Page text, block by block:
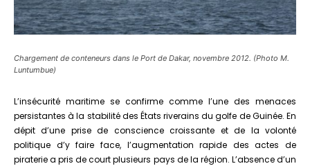
Chargement de conteneurs dans le Port de Dakar, novembre 2012. (Photo M.
Luntumbue)
L’insécurité maritime se confirme comme l’une des menaces
persistantes à la stabilité des États riverains du golfe de Guinée. En
dépit d’une prise de conscience croissante et de la volonté
politique d’y faire face, l’augmentation rapide des actes de
piraterie a pris de court plusieurs pays de la région. L’absence d’un